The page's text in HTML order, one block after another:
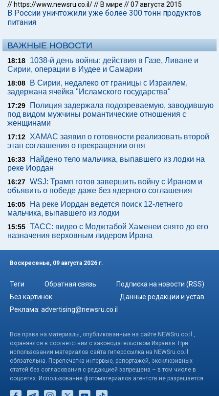
// https://www.newsru.co.il/// В мире //07 августа 2015
В России уничтожили уже более 300 тонн продуктов
питания
ВАЖНЫЕ НОВОСТИ
18:18
1038-й день войны: действия в Газе, Ливане и
Сирии, операции в Иудее и Самарии
18:08
В Сирии, недалеко от границы с Израилем,
задержана ячейка "Исламского государства"
17:29
Полиция задержала подозреваемую, заводившую
под видом мужчины романтические отношения с
женщинами
17:12
ХАМАС заявил о готовности реализовать второй
этап соглашения о прекращении огня
16:33
Найдено тело мальчика, выпавшего из лодки на
реке Иордан
16:27 WSJ: Трамп готов завершить войну с Ираном и
объявить о победе даже без ядерного соглашения
16:05
На реке Иордан ведется поиск 12-летнего
мальчика, выпавшего из лодки
15:55 ТАСС: видео с Моджтабой Хаменеи снято до его
назначения верховным лидером Ирана
Воскресенье, 09 августа 2026 г.
Теги Обратная связь
Подписка на новости (RSS)
Без картинок
Данные редакции и устав
Реклама: advertising@newsru.co.il
Все права на материалы, опубликованные на сайте NEWSru.co.il ,
охраняются в соответствии с законодательством Израиля. При
использовании материалов сайта гиперссылка на NEWSru.co.il
обязательна. Перепечатка интервью, репортажей, эксклюзивных
статей без согласования с редакцией запрещена – в том числе в
соцсетях. Использование фотоматериалов агентств не разрешается.